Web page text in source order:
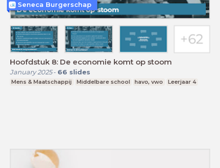
Hoofdstuk 8: De economie komt op stoom
January 2025- 66 slides
Mens & Maatschappij Middelbare school havo, vwo Leerjaar 4
Seneca Burgerschap